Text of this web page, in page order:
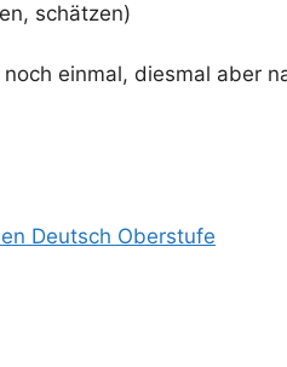
schätzen)
einmal, diesmal aber
Deutsch Oberstufe